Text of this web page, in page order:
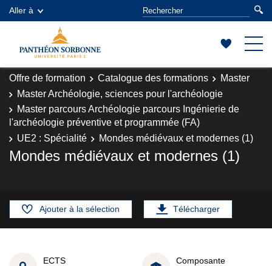
Aller à
Offre de formation Catalogue des formations
Master
Master Archéologie, sciences pour l'archéologie
Master parcours Archéologie parcours Ingénierie de
l'archéologie préventive et programmée (FA)
UE2 : Spécialité
Mondes médiévaux et modernes (1)
Mondes médiévaux et modernes (1)
Ajouter à la sélection Télécharger
ECTS
Composante